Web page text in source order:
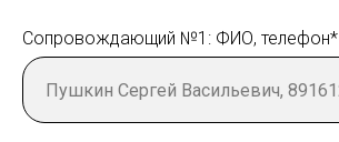
Сопровождающий №1: ФИО, телефон*